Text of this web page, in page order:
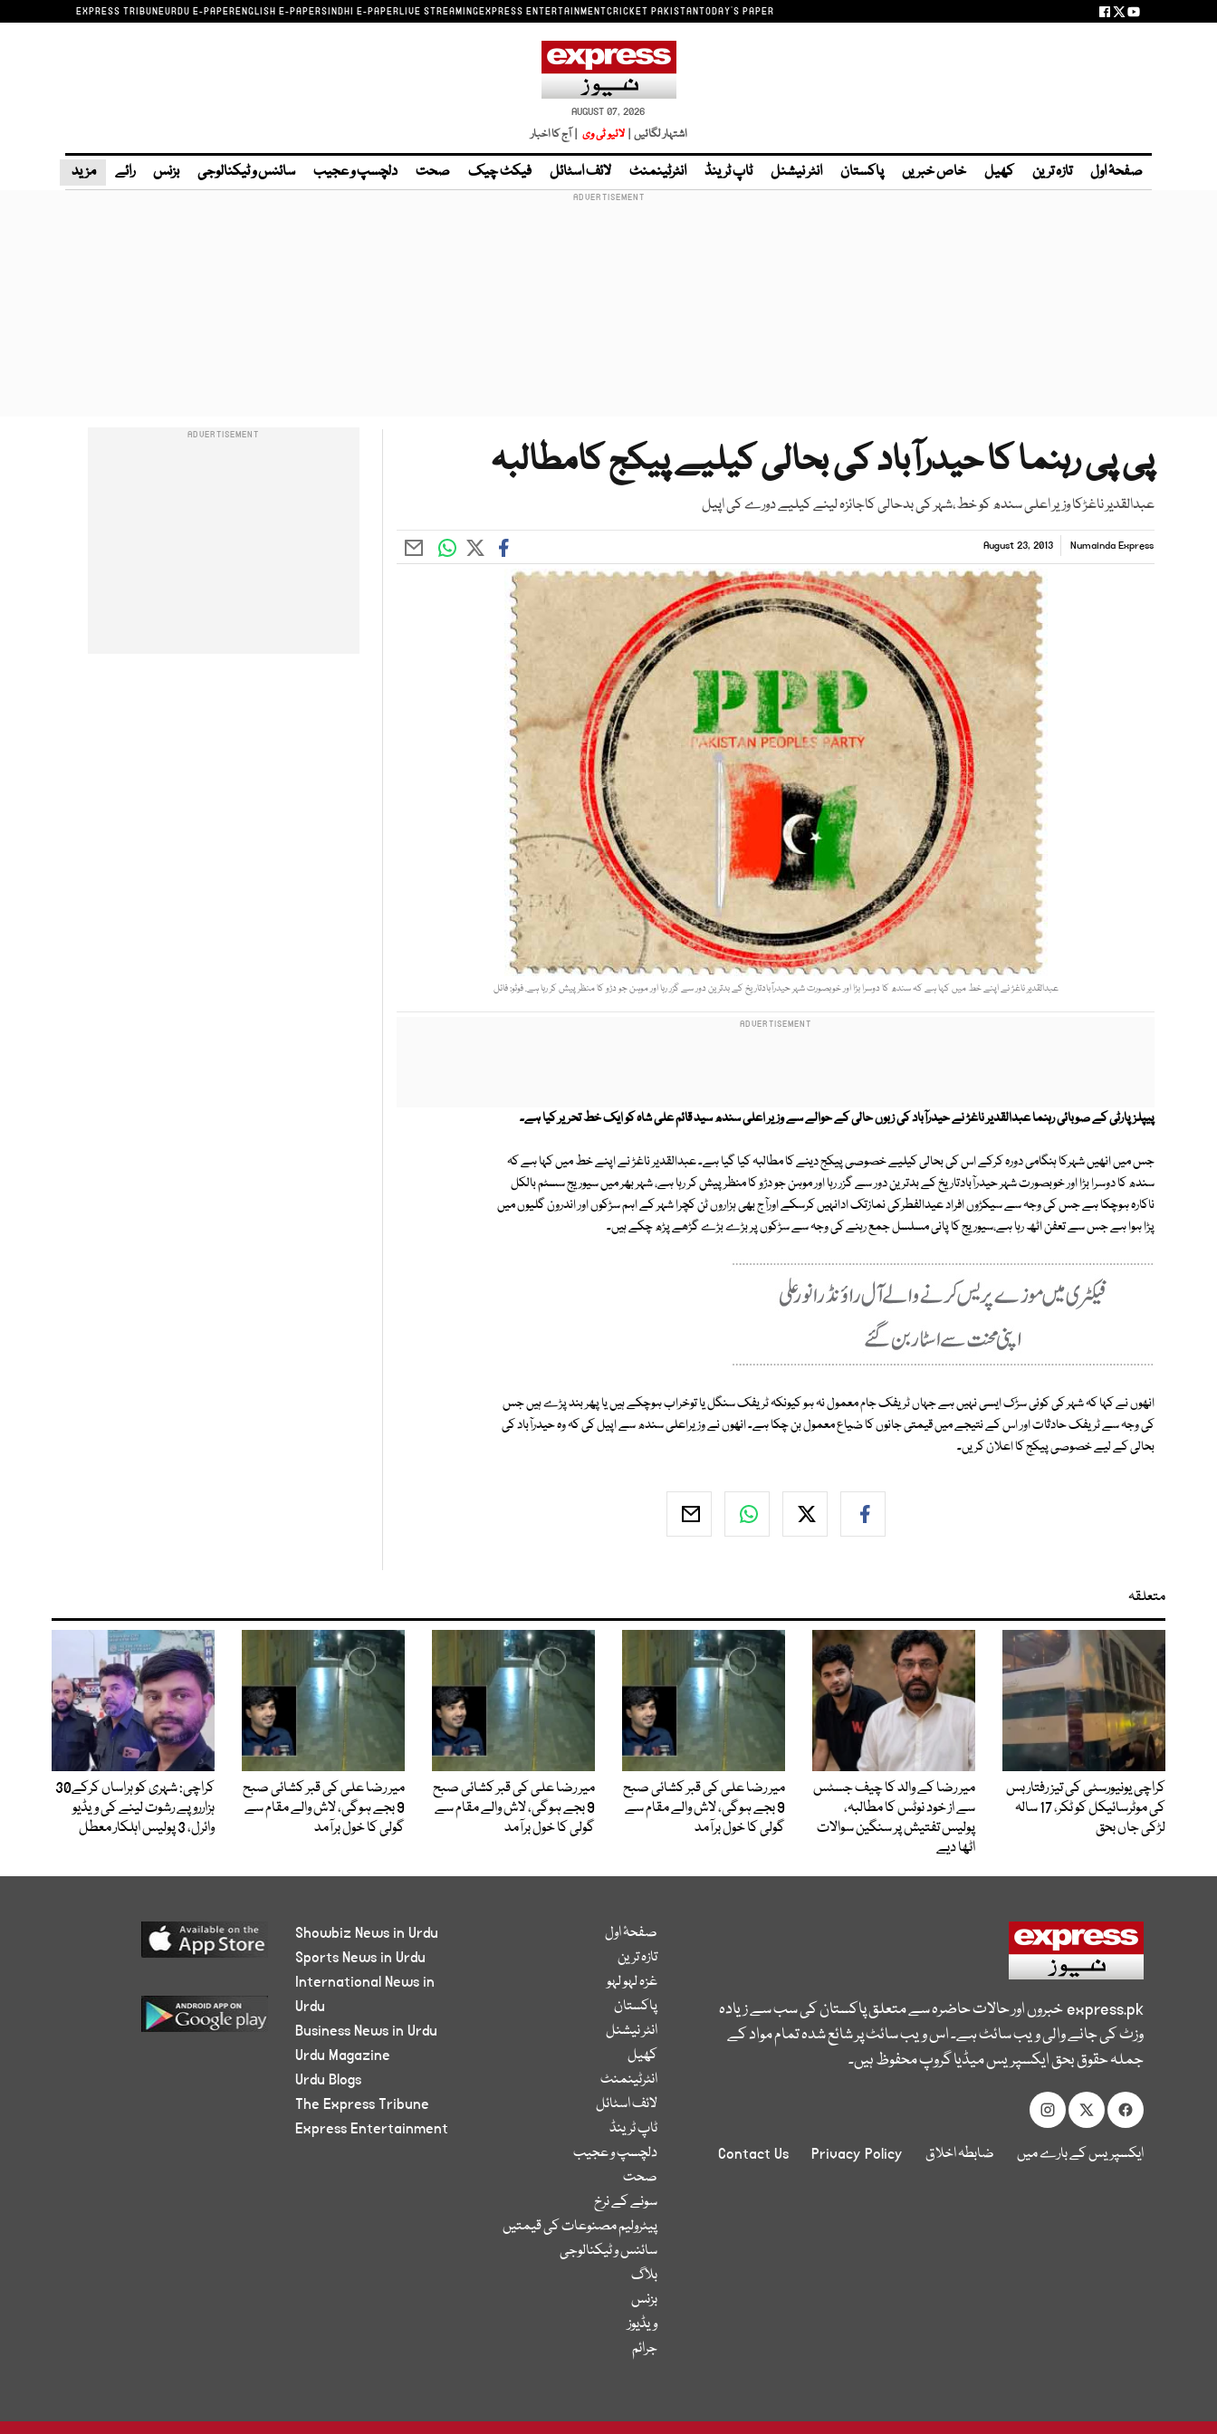
EXPRESS TRIBUNEURDU E-PAPERENGLISH E-PAPERSINDHI E-PAPERLIVE STREAMINGEXPRESS ENTERTAINMENTCRICKET PAKISTANTODAY'S PAPER
AUGUST 07, 2026
اشتہار لگائیں | لائیو ٹی وی | آج کا اخبار
صفحۂ اول تازہ ترین کھیل خاص خبریں پاکستان انٹر نیشنل ٹاپ ٹرینڈ انٹرٹینمنٹ لائف اسٹائل فیکٹ چیک صحت دلچسپ و عجیب سائنس و ٹیکنالوجی بزنس رائے مزید
پی پی رہنما کا حیدرآباد کی بحالی کیلیے پیکج کامطالبہ
عبدالقدیر ناغڑکا وزیر اعلی سندھ کو خط،شہر کی بدحالی کاجائزہ لینے کیلیے دورے کی اپیل
Numainda Express
August 23, 2013
عبدالقدیر ناغڑ نے اپنے خط میں کہا ہے کہ سندھ کا دوسرا بڑا اور خوبصورت شہر حیدرآبادتاریخ کے بدترین دور سے گزر رہا اور موہن جو دڑو کا منظر پیش کر رہا ہے. فوٹو: فائل
پیپلزپارٹی کے صوبائی رہنما عبدالقدیر ناغڑ نے حیدرآباد کی زبوں حالی کے حوالے سے وزیر اعلی سندھ سید قائم علی شاہ کو ایک خط تحریر کیا ہے۔
جس میں انھیں شہرکا ہنگامی دورہ کرکے اس کی بحالی کیلیے خصوصی پیکج دینے کا مطالبہ کیا گیا ہے۔ عبدالقدیر ناغڑ نے اپنے خط میں کہا ہے کہ
سندھ کا دوسرا بڑا اور خوبصورت شہر حیدرآبادتاریخ کے بدترین دور سے گزر رہا اور موہن جو دڑو کا منظر پیش کر رہا ہے، شہر بھر میں سیوریج سسٹم بالکل
ناکارہ ہوچکا ہے جس کی وجہ سے سیکڑوں افراد عیدالفطرکی نمازتک ادانہیں کرسکے اورآج بھی ہزاروں ٹن کچرا شہر کے اہم سڑکوں اور اندرون گلیوں میں
پڑا ہوا ہے جس سے تعفن اٹھ رہا ہے،سیوریج کا پانی مسلسل جمع رہنے کی وجہ سے سڑکوں پر بڑے بڑے گڑھے پڑھ چکے ہیں۔
انھوں نے کہا کہ شہر کی کوئی سڑک ایسی نہیں ہے جہاں ٹریفک جام معمول نہ ہو کیونکہ ٹریفک سنگل یا توخراب ہوچکے ہیں یا پھر بند پڑے ہیں جس
کی وجہ سے ٹریفک حادثات اور اس کے نتیجے میں قیمتی جانوں کا ضیاع معمول بن چکا ہے۔ انھوں نے وزیراعلی سندھ سے اپیل کی کہ وہ حیدرآباد کی
بحالی کے لیے خصوصی پیکج کا اعلان کریں۔
متعلقہ
کراچی یونیورسٹی کی تیز رفتار بس
کی موٹرسائیکل کو ٹکر، 17 سالہ
لڑکی جاں بحق
میر رضا کے والد کا چیف جسٹس
سے از خود نوٹس کا مطالبہ،
پولیس تفتیش پر سنگین سوالات
اٹھا دیے
میر رضا علی کی قبر کشائی صبح
9 بجے ہوگی، لاش والے مقام سے
گولی کا خول برآمد
میر رضا علی کی قبر کشائی صبح
9 بجے ہوگی، لاش والے مقام سے
گولی کا خول برآمد
میر رضا علی کی قبر کشائی صبح
9 بجے ہوگی، لاش والے مقام سے
گولی کا خول برآمد
کراچی: شہری کو ہراساں کرکے30
ہزارروپے رشوت لینے کی ویڈیو
وائرل، 3 پولیس اہلکار معطل
express.pkخبروں اور حالات حاضرہ سے متعلق پاکستان کی سب سے زیادہ
وزٹ کی جانے والی ویب سائٹ ہے۔ اس ویب سائٹ پر شائع شدہ تمام مواد کے
جملہ حقوق بحق ایکسپریس میڈیا گروپ محفوظ ہیں۔
ایکسپریس کے بارے میں ضابطہ اخلاق Privacy Policy
Contact Us
صفحۂ اول
تازہ ترین
غزہ لہو لہو
پاکستان
انٹر نیشنل
کھیل
انٹرٹینمنٹ
لائف اسٹائل
ٹاپ ٹرینڈ
دلچسپ و عجیب
صحت
سونے کے نرخ
پیٹرولیم مصنوعات کی قیمتیں
سائنس و ٹیکنالوجی
بلاگ
بزنس
ویڈیوز
جرائم
Showbiz News in Urdu
Sports News in Urdu
International News in
Urdu
Business News in Urdu
Urdu Magazine
Urdu Blogs
The Express Tribune
Express Entertainment